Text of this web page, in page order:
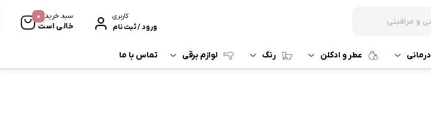
کاربری
ورود / ثبت نام
سبد خرید
خالی است
0
درمانی عطر و ادکلن رنگ لوازم برقی تماس با ما